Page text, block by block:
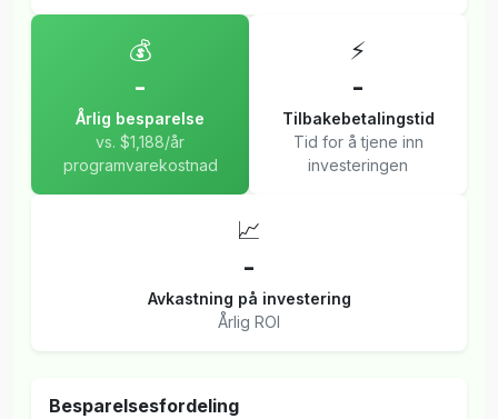
💰
-
Årlig besparelse
vs. $1,188/år
programvarekostnad
⚡
-
Tilbakebetalingstid
Tid for å tjene inn
investeringen
📈
-
Avkastning på investering
Årlig ROI
Besparelsesfordeling